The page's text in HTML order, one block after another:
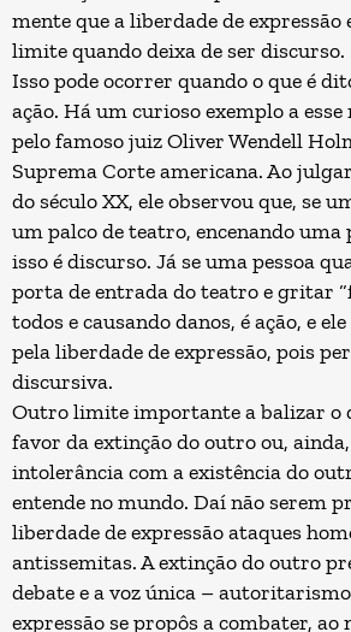
mente que a liberdade de expressão
limite quando deixa de ser discurso.
Isso pode ocorrer quando o que é
ação. Há um curioso exemplo a
pelo famoso juiz Oliver Wendell
Suprema Corte americana. Ao
do século XX, ele observou que, se
um palco de teatro, encenando uma
isso é discurso. Já se uma pessoa
porta de entrada do teatro e gritar
todos e causando danos, é ação, e
pela liberdade de expressão, pois
discursiva.
Outro limite importante a balizar o
favor da extinção do outro ou,
intolerância com a existência do
entende no mundo. Daí não serem
liberdade de expressão ataques
antissemitas. A extinção do outro
debate e a voz única –
expressão se propôs a combater, ao